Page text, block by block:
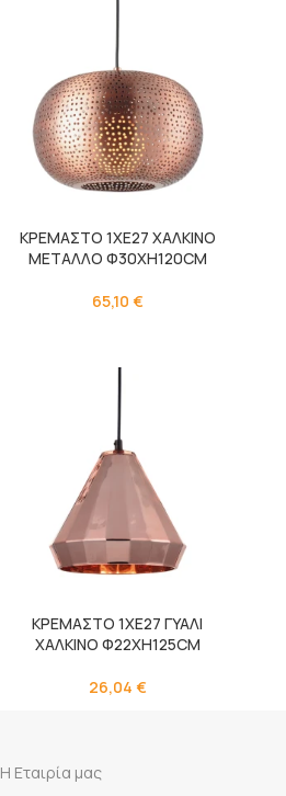
ΚΡΕΜΑΣΤΟ 1ΧΕ27 ΧΑΛΚΙΝΟ
ΜΕΤΑΛΛΟ Φ30ΧΗ120CM
65,10 €
ΚΡΕΜΑΣΤΟ 1ΧΕ27 ΓΥΑΛΙ
ΧΑΛΚΙΝΟ Φ22ΧΗ125CM
26,04 €
Η Εταιρία μας